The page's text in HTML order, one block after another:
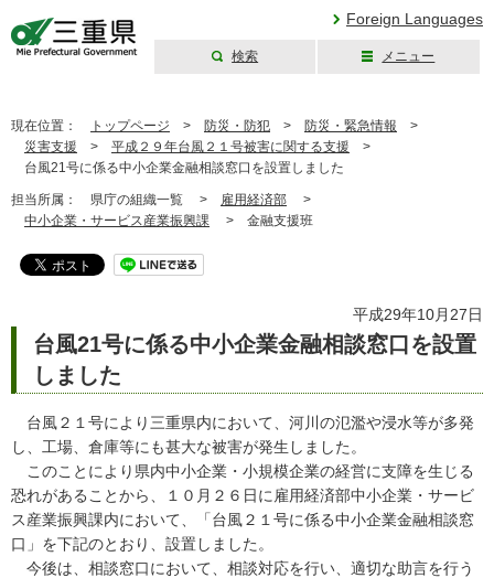
Foreign Languages
検索 メニュー
現在位置： トップページ > 防災・防犯 > 防災・緊急情報 >
災害支援 > 平成２９年台風２１号被害に関する支援 >
台風21号に係る中小企業金融相談窓口を設置しました
担当所属： 県庁の組織一覧 > 雇用経済部 >
中小企業・サービス産業振興課 > 金融支援班
平成29年10月27日
台風21号に係る中小企業金融相談窓口を設置
しました
台風２１号により三重県内において、河川の氾濫や浸水等が多発
し、工場、倉庫等にも甚大な被害が発生しました。
このことにより県内中小企業・小規模企業の経営に支障を生じる
恐れがあることから、１０月２６日に雇用経済部中小企業・サービ
ス産業振興課内において、「台風２１号に係る中小企業金融相談窓
口」を下記のとおり、設置しました。
今後は、相談窓口において、相談対応を行い、適切な助言を行う